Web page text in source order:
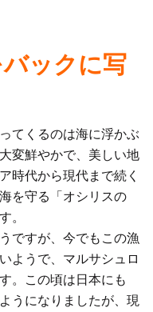
ックに写
てくるのは海に浮かぶ
変鮮やかで、美しい地
時代から現代まで続く
を守る「オシリスの
。
ですが、今でもこの漁
ようで、マルサシュロ
。この頃は日本にも
うになりましたが、現